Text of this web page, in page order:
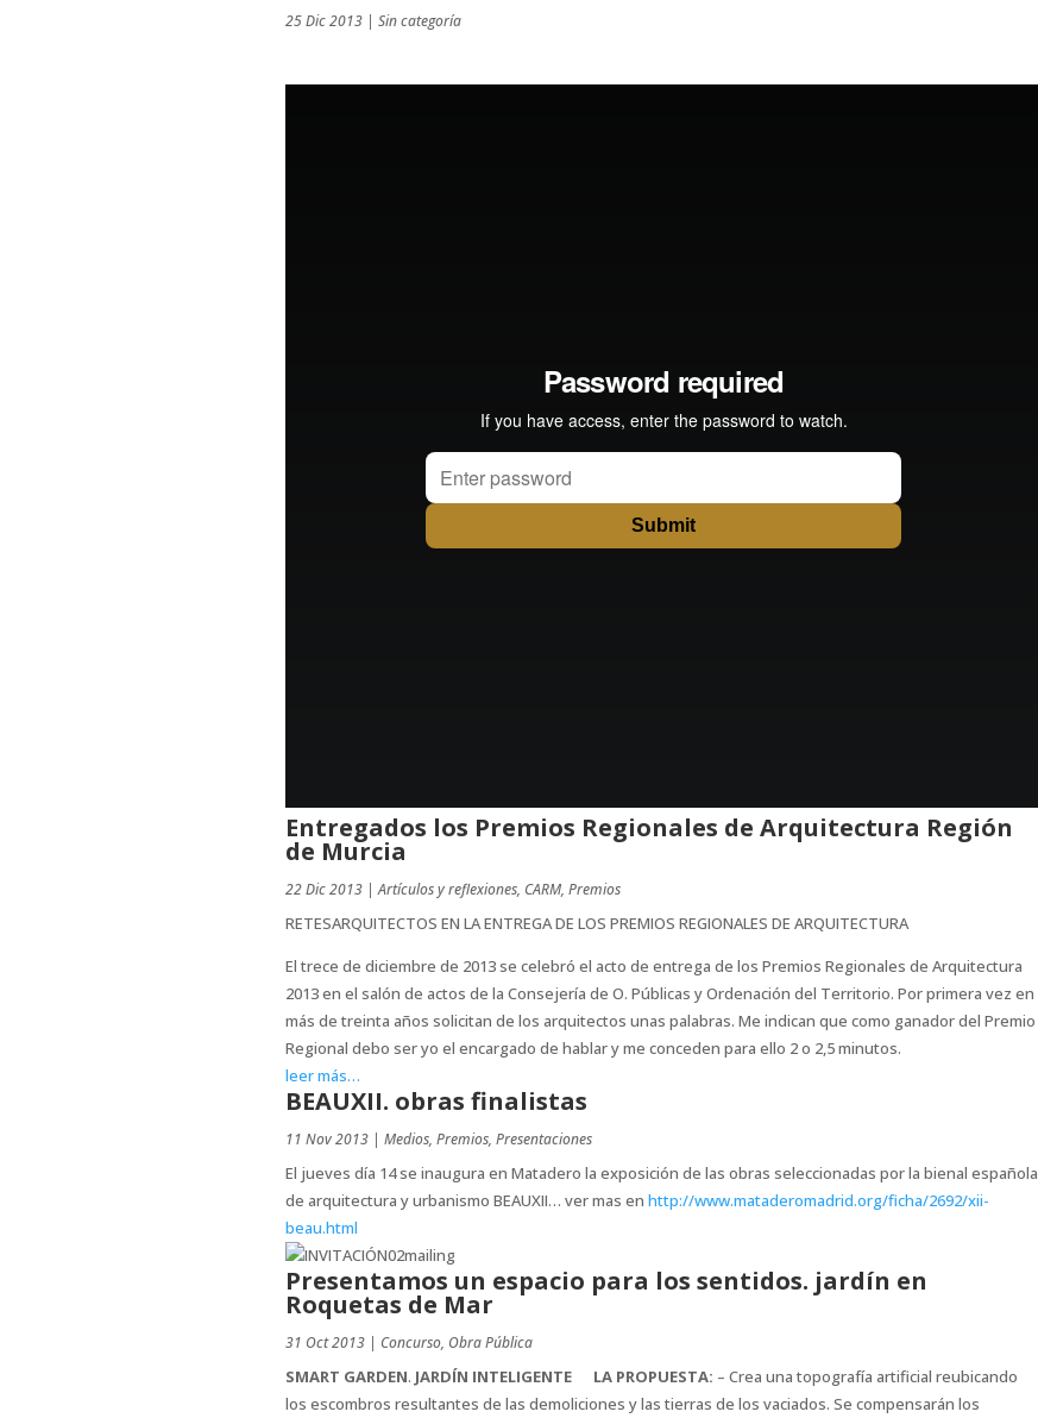
25 Dic 2013 | Sin categoría
Entregados los Premios Regionales de Arquitectura Región
de Murcia
22 Dic 2013 |Artículos y reflexiones, CARM, Premios
RETESARQUITECTOS EN LA ENTREGA DE LOS PREMIOS REGIONALES DE ARQUITECTURA
El trece de diciembre de 2013 se celebró el acto de entrega de los Premios Regionales de Arquitectura
2013 en el salón de actos de la Consejería de O. Públicas y Ordenación del Territorio. Por primera vez en
más de treinta años solicitan de los arquitectos unas palabras. Me indican que como ganador del Premio
Regional debo ser yo el encargado de hablar y me conceden para ello 2 o 2,5 minutos.
leer más…
BEAUXII. obras finalistas
11 Nov 2013 | Medios, Premios, Presentaciones
El jueves día 14 se inaugura en Matadero la exposición de las obras seleccionadas por la bienal española
de arquitectura y urbanismo BEAUXII… ver mas en http://www.mataderomadrid.org/ficha/2692/xii-
beau.html
Presentamos un espacio para los sentidos. jardín en
Roquetas de Mar
31 Oct 2013 | Concurso, Obra Pública
SMART GARDEN. JARDÍN INTELIGENTE LA PROPUESTA: – Crea una topografía artificial reubicando
los escombros resultantes de las demoliciones y las tierras de los vaciados. Se compensarán los